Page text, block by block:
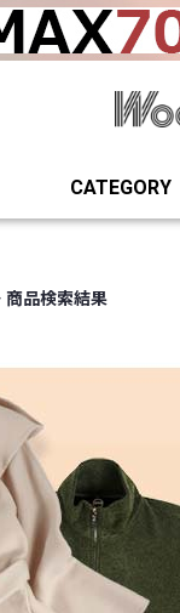
CATEGORY
商品検索結果